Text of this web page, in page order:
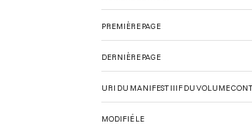
PREMIÈRE PAGE
DERNIÈRE PAGE
URI DU MANIFEST IIIF DU VOLUME
MODIFIÉ LE